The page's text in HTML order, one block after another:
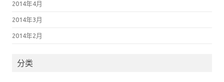
2014年4月
2014年3月
2014年2月
分类